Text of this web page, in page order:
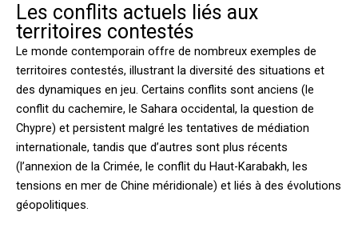
Les conflits actuels liés aux
territoires contestés
Le monde contemporain offre de nombreux exemples de
territoires contestés, illustrant la diversité des situations et
des dynamiques en jeu. Certains conflits sont anciens (le
conflit du cachemire, le Sahara occidental, la question de
Chypre) et persistent malgré les tentatives de médiation
internationale, tandis que d’autres sont plus récents
(l’annexion de la Crimée, le conflit du Haut-Karabakh, les
tensions en mer de Chine méridionale) et liés à des évolutions
géopolitiques.